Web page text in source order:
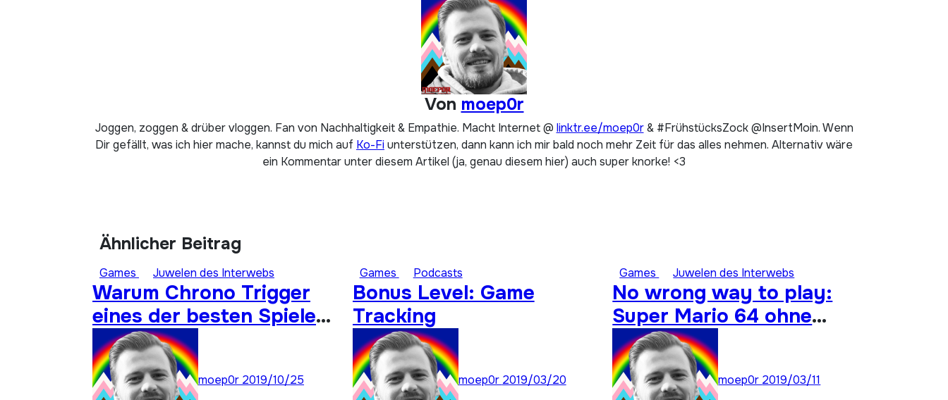
Von moep0r
Joggen, zoggen & drüber vloggen. Fan von Nachhaltigkeit & Empathie. Macht Internet @ linktr.ee/moep0r& #FrühstücksZock @InsertMoin. Wenn
Dir gefällt, was ich hier mache, kannst du mich auf Ko-Fiunterstützen, dann kann ich mir bald noch mehr Zeit für das alles nehmen. Alternativ wäre
ein Kommentar unter diesem Artikel (ja, genau diesem hier) auch super knorke! <3
Ähnlicher Beitrag
Games Juwelen des Interwebs
Warum Chrono Trigger
eines der besten Spiele
aller Zeiten ist: Super
Stay Forever 22
moep0r 2019/10/25
Games Podcasts
Bonus Level: Game
Tracking
moep0r 2019/03/20
Games Juwelen des Interwebs
No wrong way to play:
Super Mario 64 ohne
Analogstick durchspielen
moep0r 2019/03/11